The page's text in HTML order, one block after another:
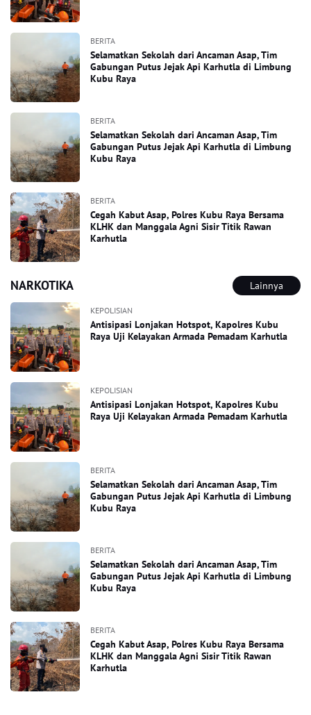
BERITA
Selamatkan Sekolah dari Ancaman Asap, Tim
Gabungan Putus Jejak Api Karhutla di Limbung
Kubu Raya
BERITA
Selamatkan Sekolah dari Ancaman Asap, Tim
Gabungan Putus Jejak Api Karhutla di Limbung
Kubu Raya
BERITA
Cegah Kabut Asap, Polres Kubu Raya Bersama
KLHK dan Manggala Agni Sisir Titik Rawan
Karhutla
NARKOTIKA Lainnya
KEPOLISIAN
Antisipasi Lonjakan Hotspot, Kapolres Kubu
Raya Uji Kelayakan Armada Pemadam Karhutla
KEPOLISIAN
Antisipasi Lonjakan Hotspot, Kapolres Kubu
Raya Uji Kelayakan Armada Pemadam Karhutla
BERITA
Selamatkan Sekolah dari Ancaman Asap, Tim
Gabungan Putus Jejak Api Karhutla di Limbung
Kubu Raya
BERITA
Selamatkan Sekolah dari Ancaman Asap, Tim
Gabungan Putus Jejak Api Karhutla di Limbung
Kubu Raya
BERITA
Cegah Kabut Asap, Polres Kubu Raya Bersama
KLHK dan Manggala Agni Sisir Titik Rawan
Karhutla